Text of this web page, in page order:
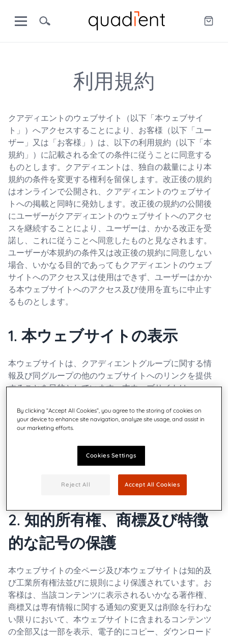
利用規約
クアディエントのウェブサイト（以下「本ウェブサイ
ト」）へアクセスすることにより、お客様（以下「ユー
ザー」又は「お客様」）は、以下の利用規約（以下「本
規約」）に記載される全ての条件に従うことに同意する
ものとします。クアディエントは、独自の裁量により本
規約の条件を変更する権利を留保します。改正後の規約
はオンラインで公開され、クアディエントのウェブサイ
トへの掲載と同時に発効します。改正後の規約の公開後
にユーザーがクアディエントのウェブサイトへのアクセ
スを継続することにより、ユーザーは、かかる改正を受
諾し、これに従うことへ同意したものと見なされます。
ユーザーが本規約の条件又は改正後の規約に同意しない
場合、いかなる目的であってもクアディエントのウェブ
サイトへのアクセス又は使用はできず、ユーザーはかか
る本ウェブサイトへのアクセス及び使用を直ちに中止す
るものとします。
1. 本ウェブサイトの表示
本ウェブサイトは、クアディエントグループに関する情
報及び同グループの他のウェブサイトへのリンクを提供
することを目的としています。本ウェブサイトは、
Neopost SA はフランスの有限会社（société anonyme）
であり、ナンテール商業事業登記簿（登記番号 402 103
avenue Aristide Briand - 92220 Bagneux, France とし
て登記されています。Neopost SA は「クアディエント」
の商号の下に事業を運営しています。公開責任者はクア
ディエント マーケティングチームです。
2. 知的所有権、商標及び特徴
的な記号の保護
本ウェブサイトの全ページ及び本ウェブサイトは知的及
び工業所有権法並びに規則により保護されています。お
客様は、当該コンテンツに表示されるいかなる著作権、
商標又は専有情報に関する通知の変更又は削除を行わな
い限りにおいて、本ウェブサイトに含まれるコンテンツ
の全部又は一部を表示、電子的にコピー、ダウンロード
By clicking “Accept All Cookies”, you agree to the storing of cookies on
your device to enhance site navigation, analyze site usage, and assist in
our marketing efforts.
Cookies Settings
Reject All Accept All Cookies